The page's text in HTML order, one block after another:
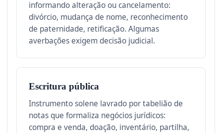
informando alteração ou cancelamento:
divórcio, mudança de nome, reconhecimento
de paternidade, retificação. Algumas
averbações exigem decisão judicial.
Escritura pública
Instrumento solene lavrado por tabelião de
notas que formaliza negócios jurídicos:
compra e venda, doação, inventário, partilha,